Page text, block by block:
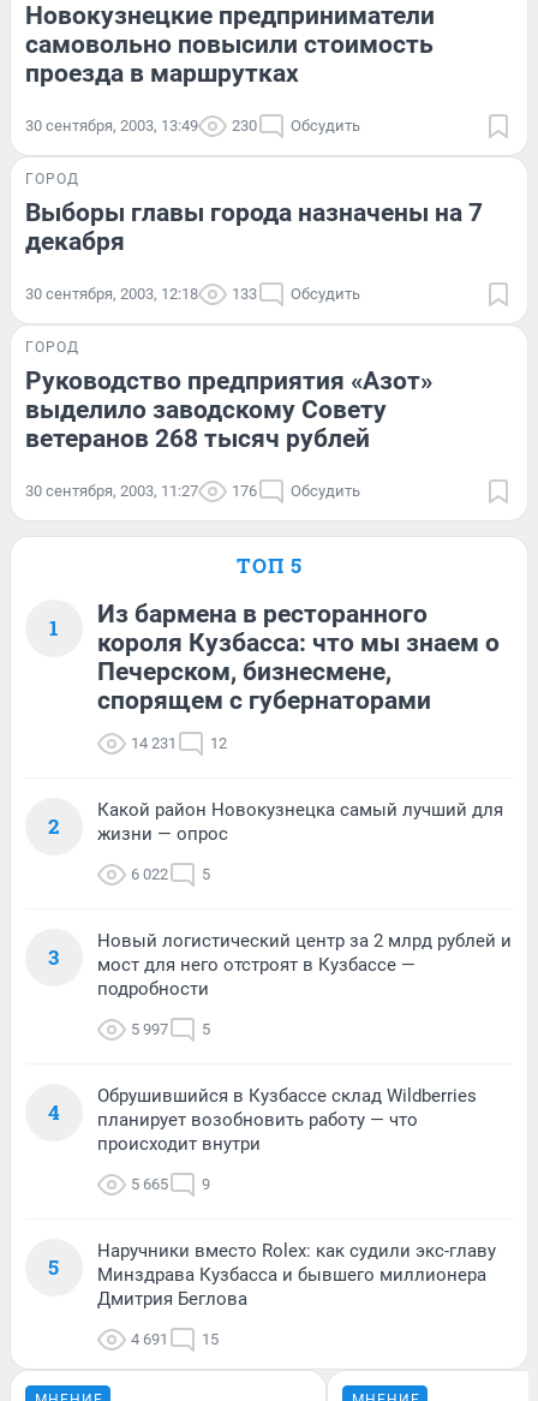
Новокузнецкие предприниматели
самовольно повысили стоимость
проезда в маршрутках
30 сентября, 2003, 13:49 230 Обсудить
ГОРОД
Выборы главы города назначены на 7
декабря
30 сентября, 2003, 12:18 133 Обсудить
ГОРОД
Руководство предприятия «Азот»
выделило заводскому Совету
ветеранов 268 тысяч рублей
30 сентября, 2003, 11:27 176 Обсудить
ТОП 5
1
Из бармена в ресторанного
короля Кузбасса: что мы знаем о
Печерском, бизнесмене,
спорящем с губернаторами
14 231 12
2
Какой район Новокузнецка самый лучший для
жизни — опрос
6 022 5
3
Новый логистический центр за 2 млрд рублей и
мост для него отстроят в Кузбассе —
подробности
5 997 5
4
Обрушившийся в Кузбассе склад Wildberries
планирует возобновить работу — что
происходит внутри
5 665 9
5
Наручники вместо Rolex: как судили экс-главу
Минздрава Кузбасса и бывшего миллионера
Дмитрия Беглова
4 691 15